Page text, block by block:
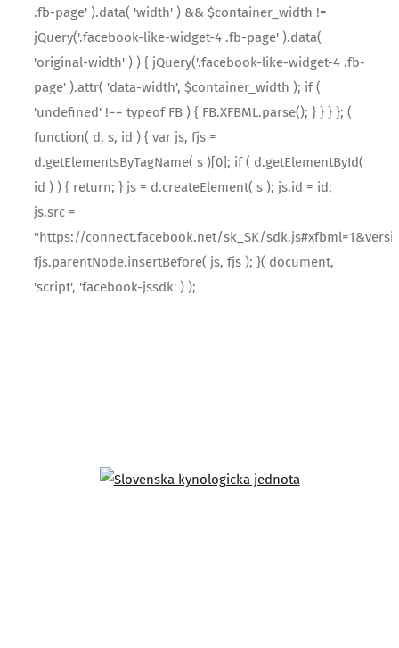
.fb-page' ).data( 'width' ) && $container_width !=
jQuery('.facebook-like-widget-4 .fb-page' ).data(
'original-width' ) ) { jQuery('.facebook-like-widget-4 .fb-
page' ).attr( 'data-width', $container_width ); if (
'undefined' !== typeof FB ) { FB.XFBML.parse(); } } } }; (
function( d, s, id ) { var js, fjs =
d.getElementsByTagName( s )[0]; if ( d.getElementById(
id ) ) { return; } js = d.createElement( s ); js.id = id;
js.src =
"https://connect.facebook.net/sk_SK/
fjs.parentNode.insertBefore( js, fjs ); }( document,
'script', 'facebook-jssdk' ) );